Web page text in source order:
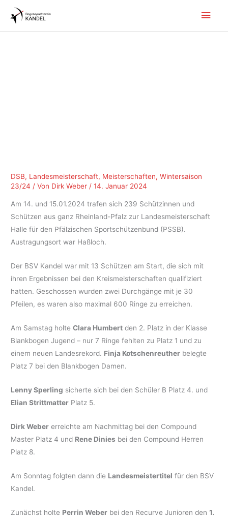
Inhalt
springen
DSB, Landesmeisterschaft, Meisterschaften,Wintersaison
23/24 / Von Dirk Weber /14. Januar 2024
Am 14. und 15.01.2024 trafen sich 239 Schützinnen und
Schützen aus ganz Rheinland-Pfalz zur Landesmeisterschaft
Halle für den Pfälzischen Sportschützenbund (PSSB).
Austragungsort war Haßloch.
Der BSV Kandel war mit 13 Schützen am Start, die sich mit
ihren Ergebnissen bei den Kreismeisterschaften qualifiziert
hatten. Geschossen wurden zwei Durchgänge mit je 30
Pfeilen, es waren also maximal 600 Ringe zu erreichen.
Am Samstag holteClara Humbert den 2. Platz in der Klasse
Blankbogen Jugend – nur 7 Ringe fehlten zu Platz 1 und zu
einem neuen Landesrekord. Finja Kotschenreuther belegte
Platz 7 bei den Blankbogen Damen.
Lenny Sperling sicherte sich bei den Schüler B Platz 4. und
Elian Strittmatter Platz 5.
Dirk Weber erreichte am Nachmittag bei den Compound
Master Platz 4 und Rene Dinies bei den Compound Herren
Platz 8.
Am Sonntag folgten dann die Landesmeistertitel für den BSV
Kandel.
Zunächst holte Perrin Weber bei den Recurve Junioren den1.